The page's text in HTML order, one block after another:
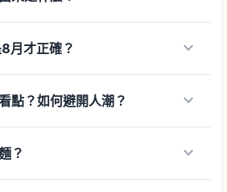
月才正確？ keyboard_arrow_down
點？如何避開人潮？ keyboard_arrow_down
？ keyboard_arrow_down